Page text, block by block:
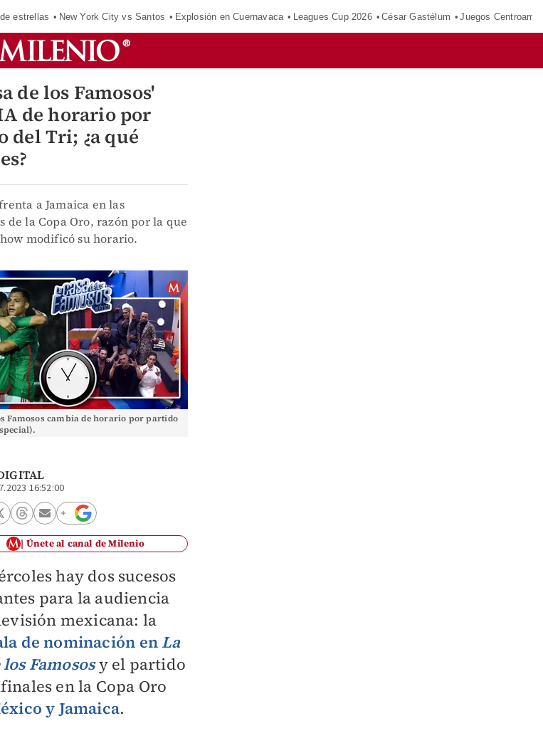
estrellas New York City vs Santos Explosión en Cuernavaca Leagues Cup 2026 César Gastélum Juegos
de los Famosos'
de horario por
del Tri; ¿a qué
a Jamaica en las
de la Copa Oro, razón por la que
modificó su horario.
Famosos cambia de horario por partido
16:52:00
Únete al canal de Milenio
hay dos sucesos
para la audiencia
mexicana: la
de nominación enLa
los Famososy el partido
en la Copa Oro
y Jamaica.